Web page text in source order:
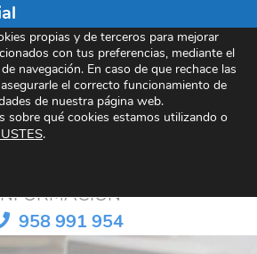
en contenido e-learning
958 991 954
para mejorar tu experiencia de
propias y de terceros para mejorar
con tus preferencias, mediante el
navegación. En caso de que rechace las
el correcto funcionamiento de
de nuestra página web.
sobre qué cookies estamos utilizando o
.